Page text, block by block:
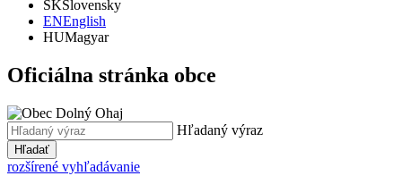
SKSlovensky
ENEnglish
HUMagyar
Oficiálna stránka obce
Hľadaný výraz
Hľadať
rozšírené vyhľadávanie